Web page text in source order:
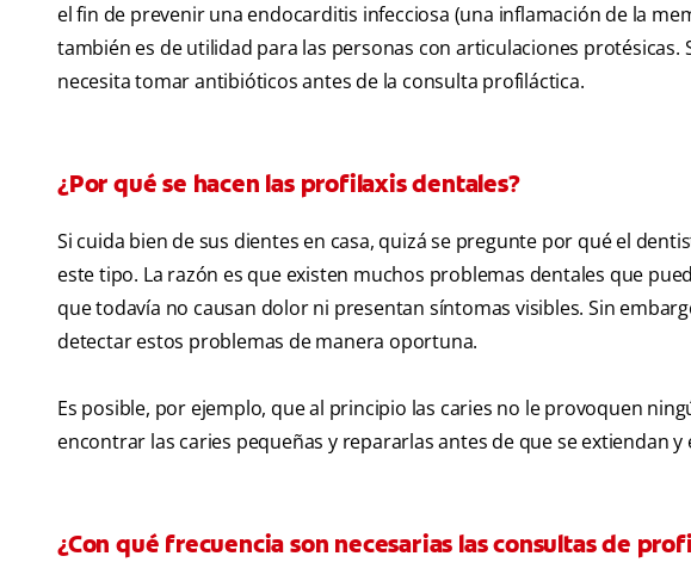
el fin de prevenir una endocarditis infecciosa (una inflamación de la
también es de utilidad para las personas con articulaciones
necesita tomar antibióticos antes de la consulta profiláctica.
¿Por qué se hacen las profilaxis dentales?
Si cuida bien de sus dientes en casa, quizá se pregunte por qué el
este tipo. La razón es que existen muchos problemas dentales que
que todavía no causan dolor ni presentan síntomas visibles. Sin
detectar estos problemas de manera oportuna.
Es posible, por ejemplo, que al principio las caries no le provoquen
encontrar las caries pequeñas y repararlas antes de que se extiendan
¿Con qué frecuencia son necesarias las consultas de